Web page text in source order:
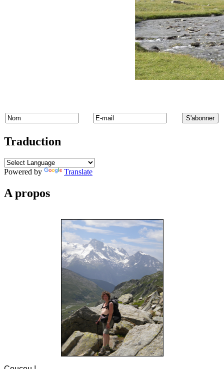
Traduction
Powered by Translate
A propos